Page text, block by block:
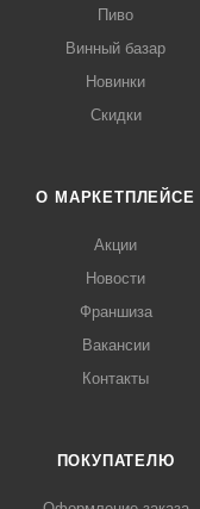
Пиво
Винный базар
Новинки
Скидки
О МАРКЕТПЛЕЙСЕ
Акции
Новости
Франшиза
Вакансии
Контакты
ПОКУПАТЕЛЮ